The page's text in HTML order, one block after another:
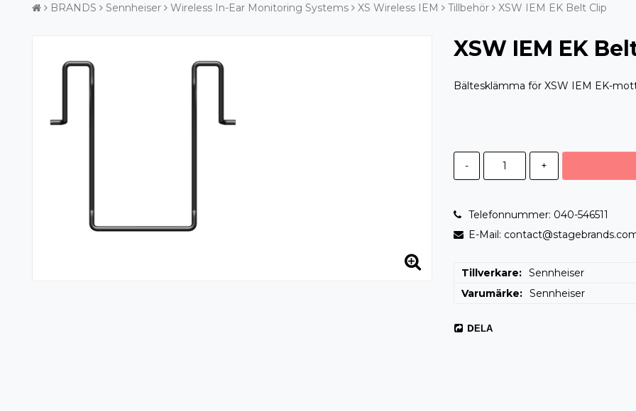
BRANDS Sennheiser Wireless In-Ear Monitoring Systems XS Wireless IEM Tillbehör XSW IEM EK Belt Clip
XSW IEM EK
Bältesklämma för XSW IEM EK-
- +
Telefonnummer: 040-546511
E-Mail:
Tillverkare
Sennheiser
Varumärke
Sennheiser
DELA